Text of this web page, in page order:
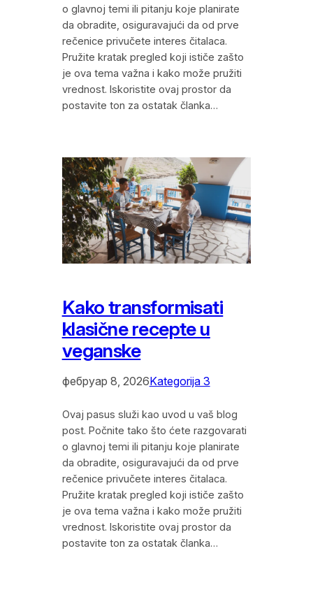
o glavnoj temi ili pitanju koje planirate
da obradite, osiguravajući da od prve
rečenice privučete interes čitalaca.
Pružite kratak pregled koji ističe zašto
je ova tema važna i kako može pružiti
vrednost. Iskoristite ovaj prostor da
postavite ton za ostatak članka…
Kako transformisati
klasične recepte u
veganske
фебруар 8, 2026Kategorija 3
Ovaj pasus služi kao uvod u vaš blog
post. Počnite tako što ćete razgovarati
o glavnoj temi ili pitanju koje planirate
da obradite, osiguravajući da od prve
rečenice privučete interes čitalaca.
Pružite kratak pregled koji ističe zašto
je ova tema važna i kako može pružiti
vrednost. Iskoristite ovaj prostor da
postavite ton za ostatak članka…